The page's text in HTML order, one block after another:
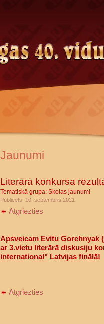
Jaunumi
Literārā konkursa
Tematiskā grupa: Skolas jaunumi
Publicēts: 10. septembris 2021
Atgriezties
Apsveicam Evitu Gorehnyak
ar 3.vietu literārā diskusiju
international" Latvijas finālā!
Atgriezties